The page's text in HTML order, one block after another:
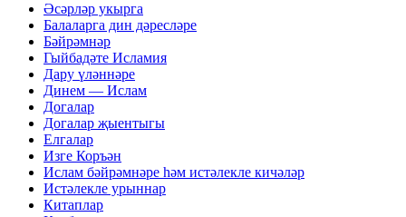
Әсәрләр укырга
Балаларга дин дәресләре
Бәйрәмнәр
Гыйбадәте Исламия
Дару үләннәре
Динем — Ислам
Догалар
Догалар җыентыгы
Елгалар
Изге Коръән
Ислам бәйрәмнәре һәм истәлекле кичәләр
Истәлекле урыннар
Китаплар